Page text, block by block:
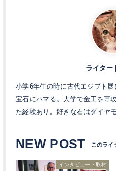
ライタ
小学6年生の時に古代エジプト
宝石にハマる。大学で金工を専
た経験あり。好きな石はダイヤ
NEW POST
インタビュー・取材